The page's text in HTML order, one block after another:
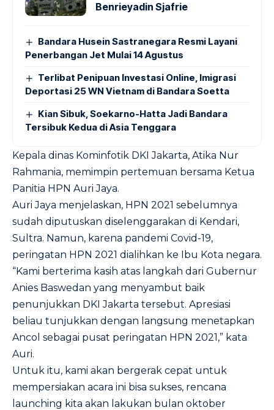
Benrieyadin Sjafrie
Bandara Husein Sastranegara Resmi Layani
Penerbangan Jet Mulai 14 Agustus
Terlibat Penipuan Investasi Online, Imigrasi
Deportasi 25 WN Vietnam di Bandara Soetta
Kian Sibuk, Soekarno-Hatta Jadi Bandara
Tersibuk Kedua di Asia Tenggara
Kepala dinas Kominfotik DKI Jakarta, Atika Nur
Rahmania, memimpin pertemuan bersama Ketua
Panitia HPN Auri Jaya.
Auri Jaya menjelaskan, HPN 2021 sebelumnya
sudah diputuskan diselenggarakan di Kendari,
Sultra. Namun, karena pandemi Covid-19,
peringatan HPN 2021 dialihkan ke Ibu Kota negara.
“Kami berterima kasih atas langkah dari Gubernur
Anies Baswedan yang menyambut baik
penunjukkan DKI Jakarta tersebut. Apresiasi
beliau tunjukkan dengan langsung menetapkan
Ancol sebagai pusat peringatan HPN 2021,” kata
Auri.
Untuk itu, kami akan bergerak cepat untuk
mempersiakan acara ini bisa sukses, rencana
launching kita akan lakukan bulan oktober